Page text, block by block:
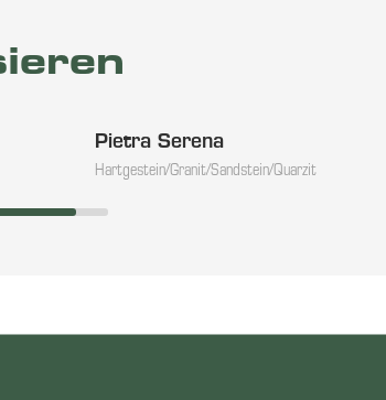
Pietra Serena
Hartgestein/Granit/Sandstein/Quarzit